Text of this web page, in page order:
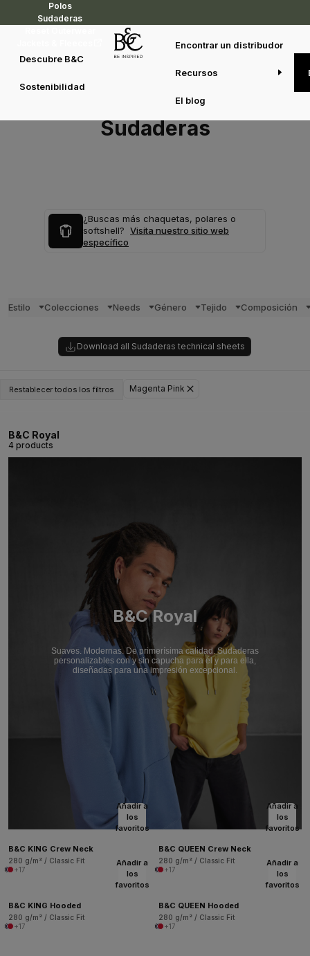
Polos
Sudaderas
Descubre B&C
Sostenibilidad
Encontrar un distribudor
Recursos
El blog
Sudaderas
¿Buscas más chaquetas, polares o
softshell? Visita nuestro sitio web
específico
Estilo Colecciones Needs Género Tejido Composición
Download all Sudaderas technical sheets
Restablecer todos los filtros Magenta Pink
B&C Royal
4 products
B&C Royal
Suaves. Modernas. De primerísima calidad. Sudaderas
personalizables con y sin capucha para él y para ella,
diseñadas para una impresión excepcional.
Añadir a
los
favoritos
B&C KING Crew Neck
280 g/m² / Classic Fit
+17
Añadir a
los
favoritos
B&C QUEEN Crew Neck
280 g/m² / Classic Fit
+17
Añadir a
los
favoritos
B&C KING Hooded
280 g/m² / Classic Fit
+17
Añadir a
los
favoritos
B&C QUEEN Hooded
280 g/m² / Classic Fit
+17